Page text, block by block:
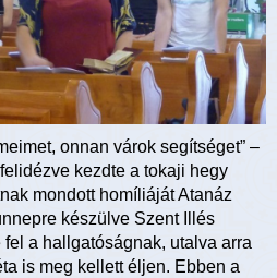
onnan várok segítséget” –
kezdte a tokaji hegy
mondott homíliáját Atanáz
készülve Szent Illés
a hallgatóságnak, utalva arra
is meg kellett éljen. Ebben a